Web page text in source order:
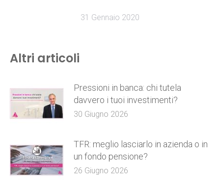
31 Gennaio 2020
Altri articoli
Pressioni in banca: chi tutela
davvero i tuoi investimenti?
30 Giugno 2026
TFR: meglio lasciarlo in azienda o in
un fondo pensione?
26 Giugno 2026